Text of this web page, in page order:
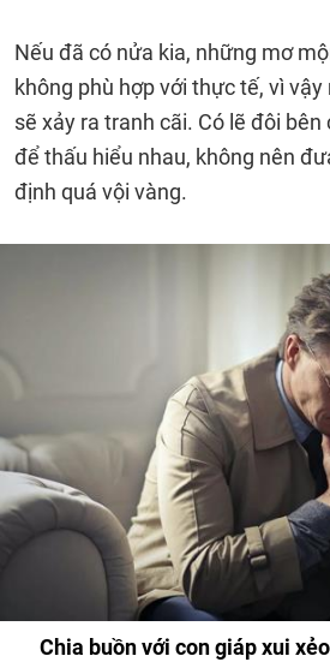
Nếu đã có nửa kia, những mơ
không phù hợp với thực tế, vì
sẽ xảy ra tranh cãi. Có lẽ đôi
để thấu hiểu nhau, không nên
định quá vội vàng.
Chia buồn với con giáp xui